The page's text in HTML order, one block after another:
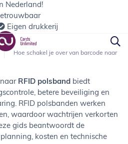
Nederland!
Eigen drukkerij
Hoe schakel je over van barcode naar
RFID polsband biedt
betere beveiliging en
RFID polsbanden werken
waardoor wachtrijen verkorten
gids beantwoordt de
kosten en technische